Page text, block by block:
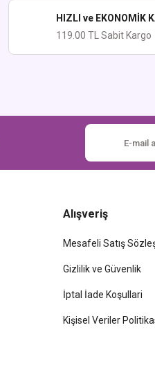
HIZLI ve EKONOMİK
119.00 TL Sabit Kargo
Alışveriş
Mesafeli Satış
Gizlilik ve Güvenlik
İptal İade Koşullari
Kişisel Veriler